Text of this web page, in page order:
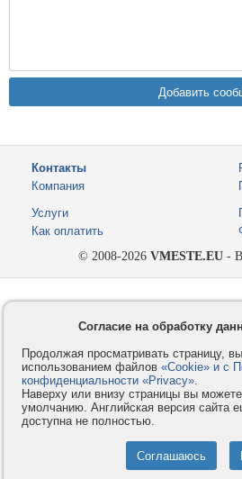
Контакты
Компания
Услуги
Как оплатить
© 2008-2026 VMESTE.EU -
Согласие на обработку
Продолжая просматривать страницу,
использованием файлов «Cookie» и с
конфиденциальности «Privacy».
Наверху или внизу страницы вы
умолчанию. Английская версия сайта
доступна не полностью.